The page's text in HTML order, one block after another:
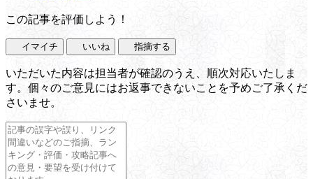
この記事を評価しよう！
イマイチ いいね 指摘する
いただいた内容は担当者が確認のうえ、順次対応いたしま
す。個々のご意見にはお返事できないことを予めご了承くだ
さいませ。